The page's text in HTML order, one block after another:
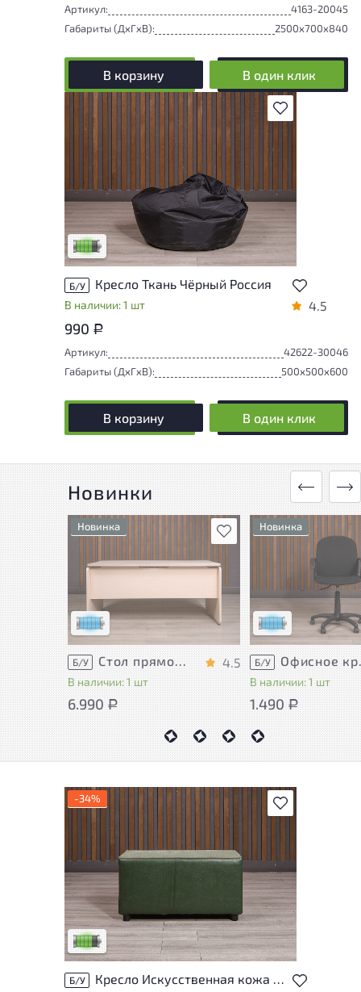
Артикул:
4163-20045
Габариты (ДxГxВ):
2500x700x840
В корзину В один клик
В избранное
У товара присутствуют незначительные
следы эксплуатации, не влияющие на
удобство его использования
Низкая степень износа
Б/У Кресло Ткань Чёрный Россия
В наличии: 1 шт 4.5
990 Р
Артикул:
42622-30046
Габариты (ДxГxВ):
500x500x600
В корзину В один клик
Новинки
В избранное
Новинка
приближено к новому, могут
присутствовать
эксплуатации
Низкая степень износа
Б/У
В наличии: 1 шт
4.5
6.990 Р
Новинка
Состояние товара
приближено к
присутствовать
незначительные
эксплуатации
Низкая степень
Б/У
В наличии: 1 шт
1.490 Р
В избранное
-34%
У товара присутствуют незначительные
следы эксплуатации, не влияющие на
удобство его использования
Низкая степень износа
Б/У